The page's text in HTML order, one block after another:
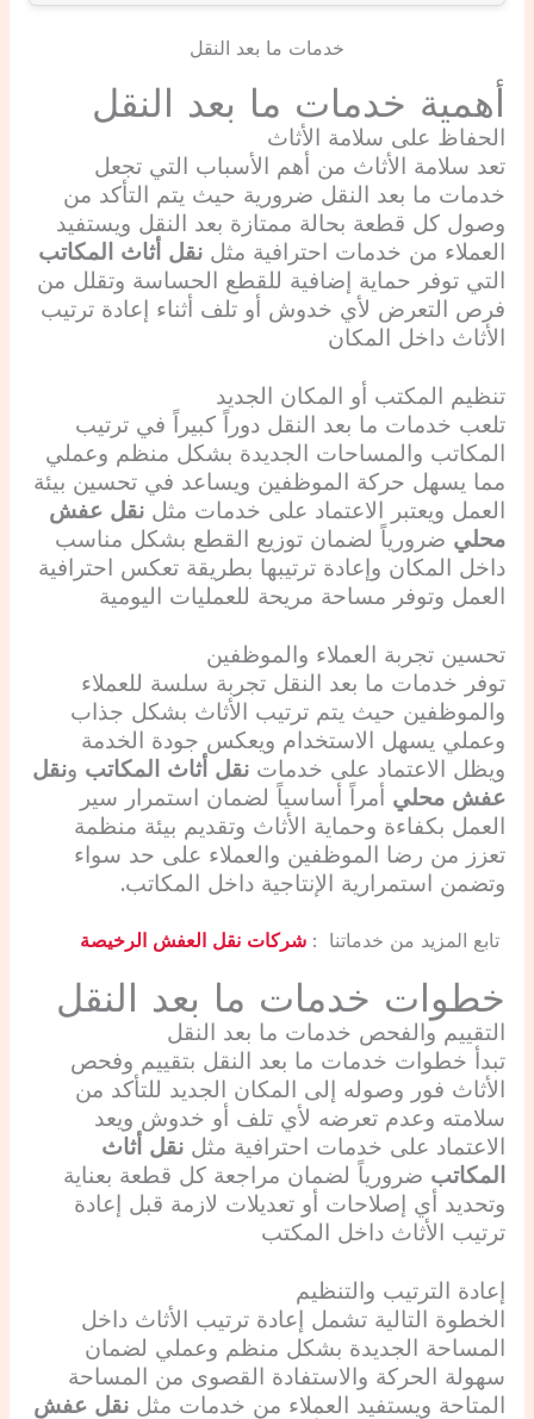
خدمات ما بعد النقل
أهمية خدمات ما بعد النقل
الحفاظ على سلامة الأثاث
تعد سلامة الأثاث من أهم الأسباب التي تجعل
خدمات ما بعد النقل ضرورية حيث يتم التأكد من
وصول كل قطعة بحالة ممتازة بعد النقل ويستفيد
العملاء من خدمات احترافية مثل نقل أثاث المكاتب
التي توفر حماية إضافية للقطع الحساسة وتقلل من
فرص التعرض لأي خدوش أو تلف أثناء إعادة ترتيب
الأثاث داخل المكان
تنظيم المكتب أو المكان الجديد
تلعب خدمات ما بعد النقل دوراً كبيراً في ترتيب
المكاتب والمساحات الجديدة بشكل منظم وعملي
مما يسهل حركة الموظفين ويساعد في تحسين بيئة
العمل ويعتبر الاعتماد على خدمات مثل نقل عفش
محلي ضرورياً لضمان توزيع القطع بشكل مناسب
داخل المكان وإعادة ترتيبها بطريقة تعكس احترافية
العمل وتوفر مساحة مريحة للعمليات اليومية
تحسين تجربة العملاء والموظفين
توفر خدمات ما بعد النقل تجربة سلسة للعملاء
والموظفين حيث يتم ترتيب الأثاث بشكل جذاب
وعملي يسهل الاستخدام ويعكس جودة الخدمة
ويظل الاعتماد على خدمات نقل أثاث المكاتب ونقل
عفش محلي أمراً أساسياً لضمان استمرار سير
العمل بكفاءة وحماية الأثاث وتقديم بيئة منظمة
تعزز من رضا الموظفين والعملاء على حد سواء
وتضمن استمرارية الإنتاجية داخل المكاتب.
تابع المزيد من خدماتنا : شركات نقل العفش الرخيصة
خطوات خدمات ما بعد النقل
التقييم والفحص خدمات ما بعد النقل
تبدأ خطوات خدمات ما بعد النقل بتقييم وفحص
الأثاث فور وصوله إلى المكان الجديد للتأكد من
سلامته وعدم تعرضه لأي تلف أو خدوش ويعد
الاعتماد على خدمات احترافية مثل نقل أثاث
المكاتب ضرورياً لضمان مراجعة كل قطعة بعناية
وتحديد أي إصلاحات أو تعديلات لازمة قبل إعادة
ترتيب الأثاث داخل المكتب
إعادة الترتيب والتنظيم
الخطوة التالية تشمل إعادة ترتيب الأثاث داخل
المساحة الجديدة بشكل منظم وعملي لضمان
سهولة الحركة والاستفادة القصوى من المساحة
المتاحة ويستفيد العملاء من خدمات مثل نقل عفش